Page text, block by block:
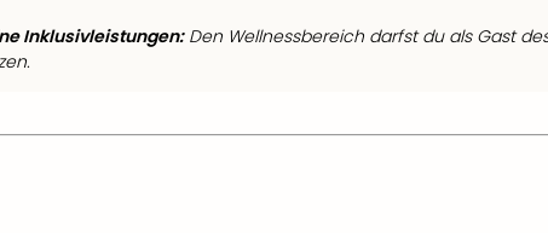
Inklusivleistungen:Den Wellnessbereich darfst du als Gast